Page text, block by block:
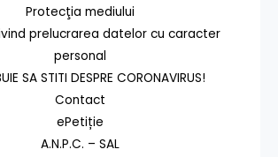
Protecţia mediului
prelucrarea datelor cu caracter
personal
SA STITI DESPRE CORONAVIRUS!
Contact
ePetiție
A.N.P.C. – SAL